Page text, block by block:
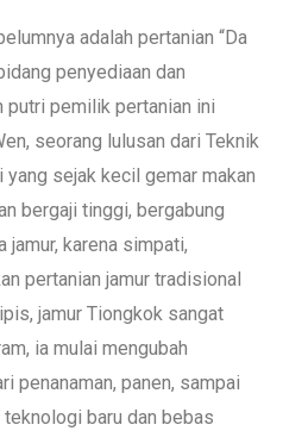
adalah pertanian “Da
penyediaan dan
putri pemilik pertanian ini
seorang lulusan dari Teknik
sejak kecil gemar makan
bergaji tinggi, bergabung
jamur, karena simpati,
pertanian jamur tradisional
jamur Tiongkok sangat
ia mulai mengubah
penanaman, panen, sampai
baru dan bebas